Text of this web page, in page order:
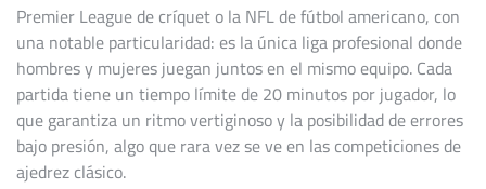
Premier League de críquet o la NFL de fútbol americano, con
una notable particularidad: es la única liga profesional donde
hombres y mujeres juegan juntos en el mismo equipo. Cada
partida tiene un tiempo límite de 20 minutos por jugador, lo
que garantiza un ritmo vertiginoso y la posibilidad de errores
bajo presión, algo que rara vez se ve en las competiciones de
ajedrez clásico.